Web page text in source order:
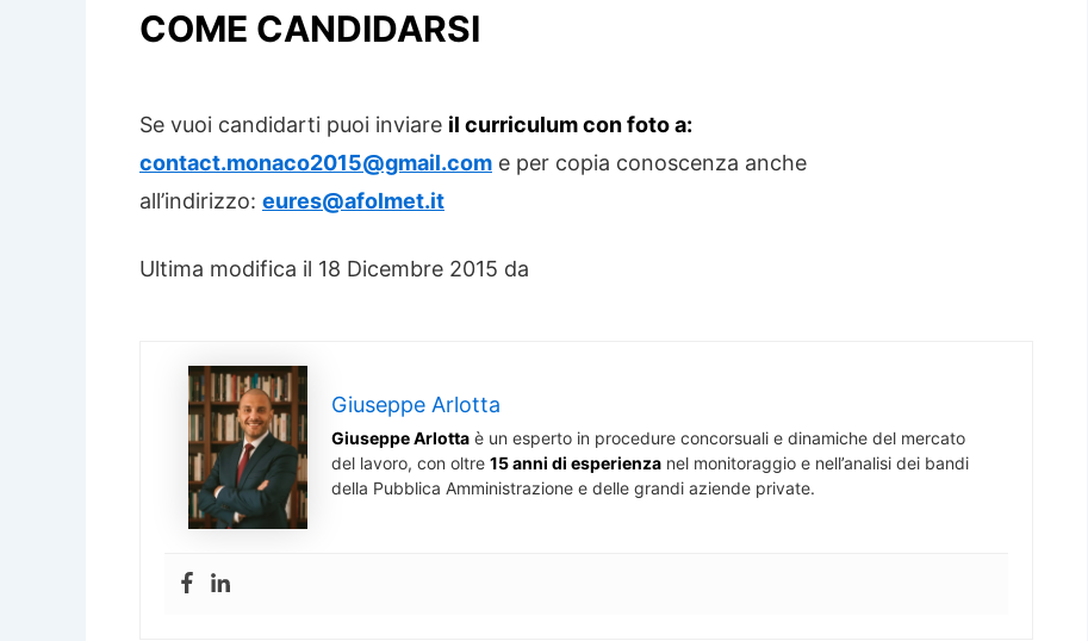
COME CANDIDARSI
Se vuoi candidarti puoi inviare il curriculum con foto a:
contact.monaco2015@gmail.com e per copia conoscenza anche
all’indirizzo: eures@afolmet.it
Ultima modifica il 18 Dicembre 2015 da
Giuseppe Arlotta
Giuseppe Arlotta è un esperto in procedure concorsuali e dinamiche del mercato
del lavoro, con oltre 15 anni di esperienza nel monitoraggio e nell’analisi dei bandi
della Pubblica Amministrazione e delle grandi aziende private.